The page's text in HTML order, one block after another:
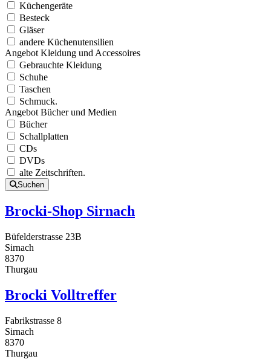
Küchengeräte
Besteck
Gläser
andere Küchenutensilien
Angebot Kleidung und Accessoires
Gebrauchte Kleidung
Schuhe
Taschen
Schmuck.
Angebot Bücher und Medien
Bücher
Schallplatten
CDs
DVDs
alte Zeitschriften.
Suchen
Brocki-Shop Sirnach
Büfelderstrasse 23B
Sirnach
8370
Thurgau
Brocki Volltreffer
Fabrikstrasse 8
Sirnach
8370
Thurgau